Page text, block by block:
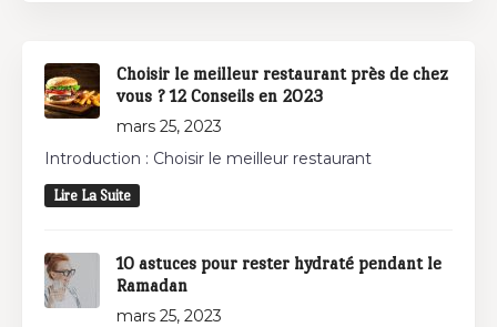
Choisir le meilleur restaurant près de chez
vous ? 12 Conseils en 2023
mars 25, 2023
Introduction : Choisir le meilleur restaurant
Lire La Suite
10 astuces pour rester hydraté pendant le
Ramadan
mars 25, 2023